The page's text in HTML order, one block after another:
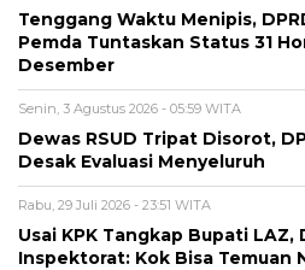
Tenggang Waktu Menipis,
Pemda Tuntaskan Status 31
Desember
Senin, 3 Agustus 2026 - 05:59 WITA
Dewas RSUD Tripat Disorot,
Desak Evaluasi Menyeluruh
Rabu, 29 Juli 2026 - 23:51 WITA
Usai KPK Tangkap Bupati LAZ,
Inspektorat: Kok Bisa Temuan